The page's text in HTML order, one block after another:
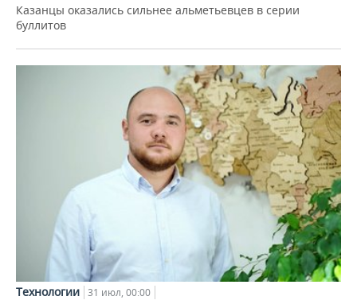
Казанцы оказались сильнее альметьевцев в серии
буллитов
Технологии 31 июл, 00:00